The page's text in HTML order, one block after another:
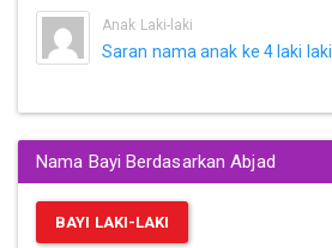
Anak Laki-laki
Saran nama anak ke 4 laki laki
Nama Bayi Berdasarkan Abjad
BAYI LAKI-LAKI